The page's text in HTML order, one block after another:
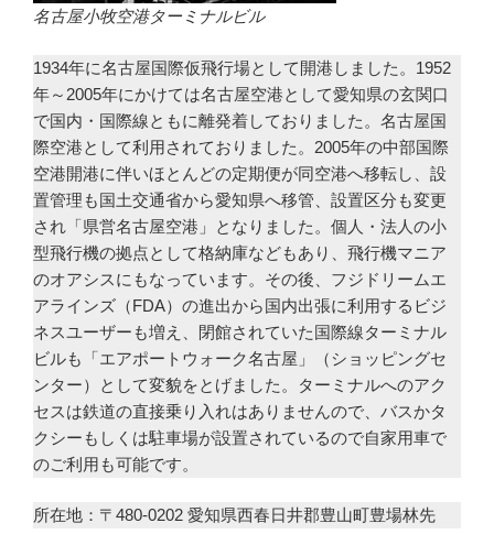
名古屋小牧空港ターミナルビル
1934年に名古屋国際仮飛行場として開港しました。1952
年～2005年にかけては名古屋空港として愛知県の玄関口
で国内・国際線ともに離発着しておりました。名古屋国
際空港として利用されておりました。2005年の中部国際
空港開港に伴いほとんどの定期便が同空港へ移転し、設
置管理も国土交通省から愛知県へ移管、設置区分も変更
され「県営名古屋空港」となりました。個人・法人の小
型飛行機の拠点として格納庫などもあり、飛行機マニア
のオアシスにもなっています。その後、フジドリームエ
アラインズ（FDA）の進出から国内出張に利用するビジ
ネスユーザーも増え、閉館されていた国際線ターミナル
ビルも「エアポートウォーク名古屋」（ショッピングセ
ンター）として変貌をとげました。ターミナルへのアク
セスは鉄道の直接乗り入れはありませんので、バスかタ
クシーもしくは駐車場が設置されているので自家用車で
のご利用も可能です。
所在地：〒480-0202 愛知県西春日井郡豊山町豊場林先